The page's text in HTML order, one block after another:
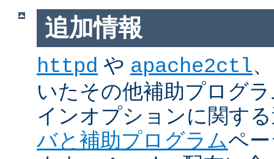
追加情報
httpd や apache2ctl
いたその他補助プログ
インオプションに関す
バと補助プログラムペ